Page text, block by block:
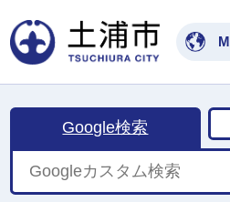
Google検索